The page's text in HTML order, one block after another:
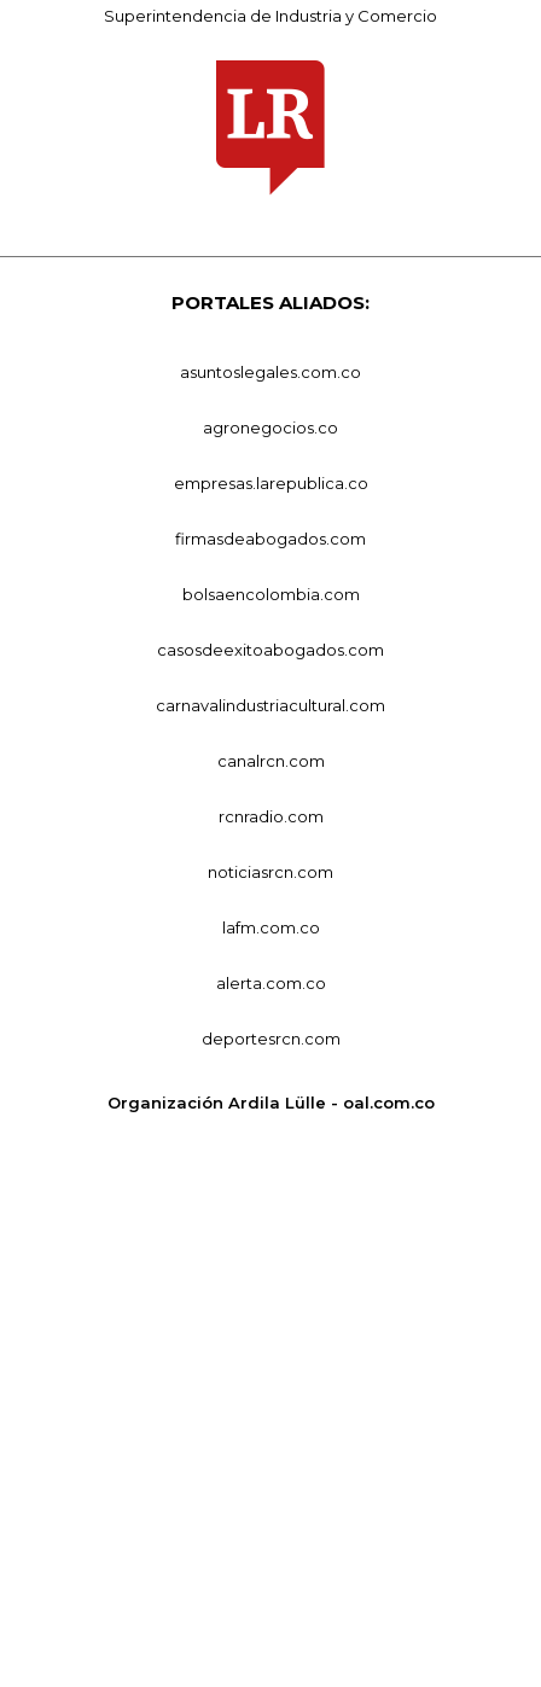
Superintendencia de Industria y Comercio
PORTALES ALIADOS:
asuntoslegales.com.co
agronegocios.co
empresas.larepublica.co
firmasdeabogados.com
bolsaencolombia.com
casosdeexitoabogados.com
carnavalindustriacultural.com
canalrcn.com
rcnradio.com
noticiasrcn.com
lafm.com.co
alerta.com.co
deportesrcn.com
Organización Ardila Lülle - oal.com.co